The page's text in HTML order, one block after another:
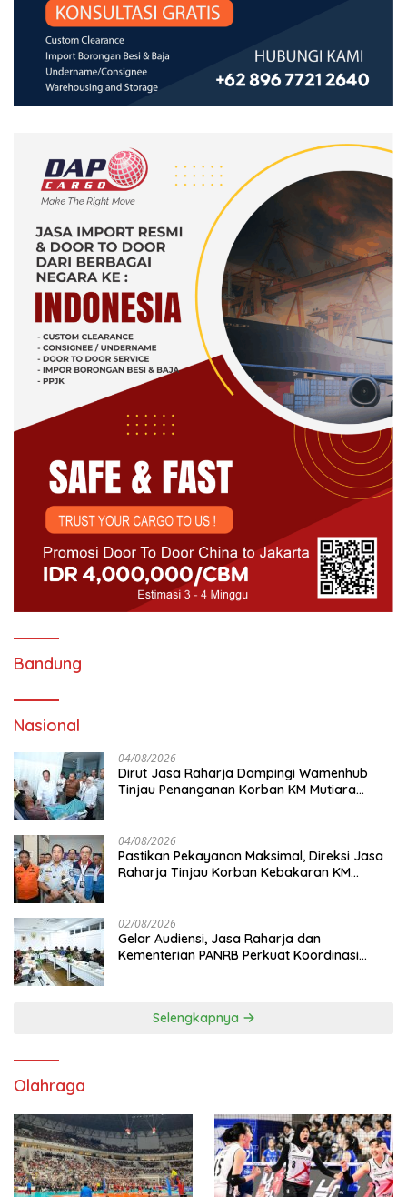
Bandung
Nasional
04/08/2026
Dirut Jasa Raharja Dampingi Wamenhub
Tinjau Penanganan Korban KM Mutiara
04/08/2026
Pastikan Pekayanan Maksimal, Direksi Jasa
Raharja Tinjau Korban Kebakaran KM
02/08/2026
Gelar Audiensi, Jasa Raharja dan
Kementerian PANRB Perkuat Koordinasi
Selengkapnya
Olahraga